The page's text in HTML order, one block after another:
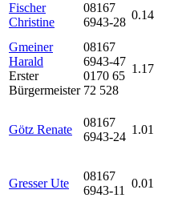
Fischer
Christine
08167
6943-28
0.14
Gmeiner
Harald
Erster
Bürgermeister
08167
6943-47
0170 65
72 528
1.17
Götz Renate
08167
6943-24
1.01
Gresser Ute
08167
6943-11
0.01